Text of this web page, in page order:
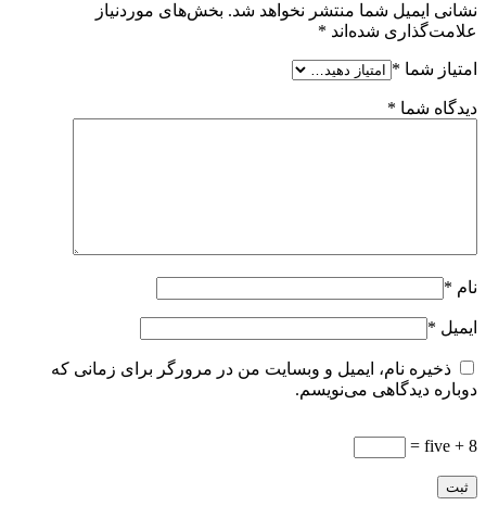
نشانی ایمیل شما منتشر نخواهد شد. بخش‌های موردنیاز
علامت‌گذاری شده‌اند *
امتیاز شما *
دیدگاه شما *
نام *
ایمیل *
ذخیره نام، ایمیل و وبسایت من در مرورگر برای زمانی که
دوباره دیدگاهی می‌نویسم.
five + 8 =